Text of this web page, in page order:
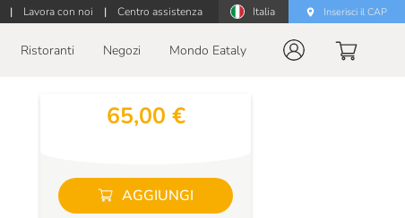
| Lavora con noi | Centro assistenza Italia Inserisci il CAP
Ristoranti Negozi Mondo Eataly
65,00 €
AGGIUNGI